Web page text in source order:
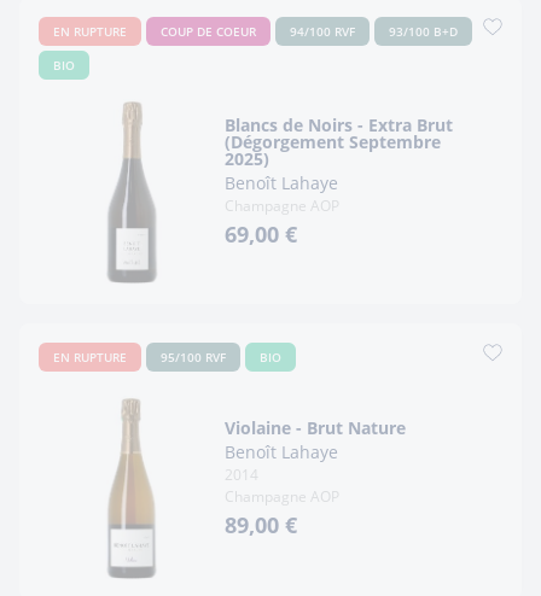
EN RUPTURE COUP DE COEUR 94/100 RVF
93/100 B+D
BIO
Blancs de Noirs - Extra Brut
(Dégorgement Septembre
2025)
Benoît Lahaye
Champagne AOP
69,00 €
EN RUPTURE 95/100 RVF BIO
Violaine - Brut Nature
Benoît Lahaye
2014
Champagne AOP
89,00 €